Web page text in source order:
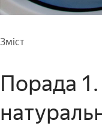
Зміст
Порада 1.